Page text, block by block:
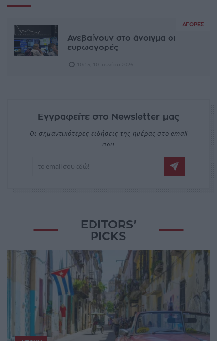
ΑΓΟΡΈΣ
Ανεβαίνουν στο άνοιγμα οι
ευρωαγορές
Εγγραφείτε στο Newsletter μας
Οι σημαντικότερες ειδήσεις της ημέρας στο email
σου
EDITORS'
PICKS